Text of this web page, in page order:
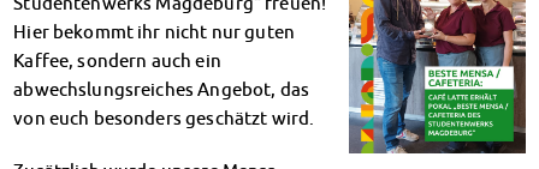
Mensa-FAQs
CampusCatering
MensaFeedback
AnsprechpartnerInnen
Hier bekommt ihr nicht nur guten
Kaffee, sondern auch ein
abwechslungsreiches Angebot, das
von euch besonders geschätzt wird.